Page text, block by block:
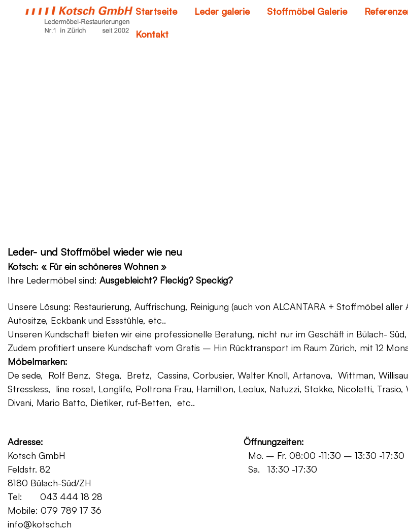
Startseite Leder galerie Stoffmöbel Galerie
Kontakt
Leder- und Stoffmöbel wieder wie neu
Kotsch: « Für ein schöneres Wohnen »
Ihre Ledermöbel sind: Ausgebleicht? Fleckig? Speckig?
Unsere Lösung: Restaurierung, Auffrischung, Reinigung (auch von ALCANTARA + Stoffmöbel
Autositze, Eckbank und Essstühle, etc..
Unseren Kundschaft bieten wir eine professionelle Beratung, nicht nur im Geschäft in Bülach-
Zudem profitiert unsere Kundschaft vom Gratis – Hin Rücktransport im Raum Zürich, mit 12
Möbelmarken:
De sede, Rolf Benz, Stega, Bretz, Cassina, Corbusier, Walter Knoll, Artanova, Wittman,
Stressless, line roset, Longlife, Poltrona Frau, Hamilton, Leolux, Natuzzi, Stokke, Nicoletti,
Divani, Mario Batto, Dietiker, ruf-Betten, etc..
Adresse:
Öffnungzeiten:
Kotsch GmbH Mo. – Fr. 08:00 -11:30 – 13:30 -17:30
Feldstr. 82 Sa. 13:30 -17:30
8180 Bülach-Süd/ZH
Tel: 043 444 18 28
Mobile: 079 789 17 36
info@kotsch.ch